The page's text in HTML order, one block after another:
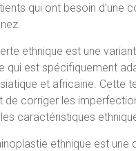
qui ont besoin d’une
ethnique est une
qui est spécifiquement
et africaine. Cette
de corriger les
caractéristiques
ethnique est une